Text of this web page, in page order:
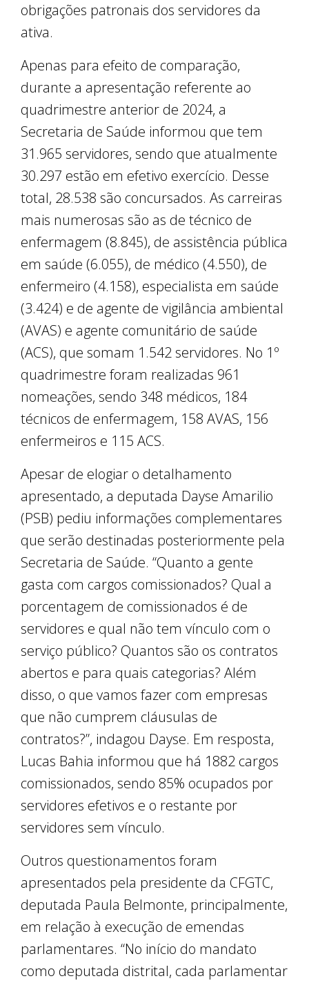
obrigações patronais dos servidores da
ativa.
Apenas para efeito de comparação,
durante a apresentação referente ao
quadrimestre anterior de 2024, a
Secretaria de Saúde informou que tem
31.965 servidores, sendo que atualmente
30.297 estão em efetivo exercício. Desse
total, 28.538 são concursados. As carreiras
mais numerosas são as de técnico de
enfermagem (8.845), de assistência pública
em saúde (6.055), de médico (4.550), de
enfermeiro (4.158), especialista em saúde
(3.424) e de agente de vigilância ambiental
(AVAS) e agente comunitário de saúde
(ACS), que somam 1.542 servidores. No 1º
quadrimestre foram realizadas 961
nomeações, sendo 348 médicos, 184
técnicos de enfermagem, 158 AVAS, 156
enfermeiros e 115 ACS.
Apesar de elogiar o detalhamento
apresentado, a deputada Dayse Amarilio
(PSB) pediu informações complementares
que serão destinadas posteriormente pela
Secretaria de Saúde. “Quanto a gente
gasta com cargos comissionados? Qual a
porcentagem de comissionados é de
servidores e qual não tem vínculo com o
serviço público? Quantos são os contratos
abertos e para quais categorias? Além
disso, o que vamos fazer com empresas
que não cumprem cláusulas de
contratos?”, indagou Dayse. Em resposta,
Lucas Bahia informou que há 1882 cargos
comissionados, sendo 85% ocupados por
servidores efetivos e o restante por
servidores sem vínculo.
Outros questionamentos foram
apresentados pela presidente da CFGTC,
deputada Paula Belmonte, principalmente,
em relação à execução de emendas
parlamentares. “No início do mandato
como deputada distrital, cada parlamentar